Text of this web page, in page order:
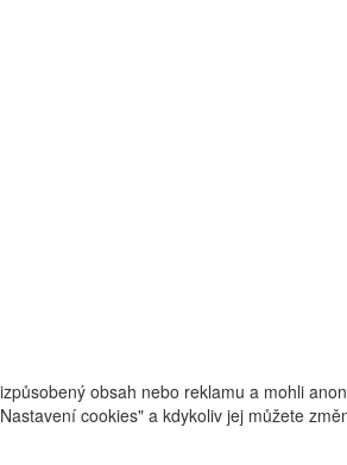
obsah nebo reklamu a mohli
cookies" a kdykoliv jej můžete